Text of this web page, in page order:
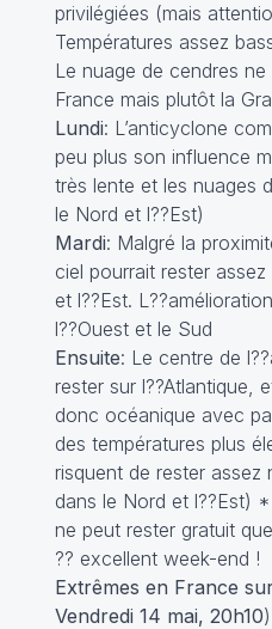
privilégiées (mais
Températures assez
Le nuage de cendres
France mais plutôt la
Lundi: L’anticyclone
peu plus son influence
très lente et les nuages
le Nord et l??Est)
Mardi: Malgré la
ciel pourrait rester
et l??Est.
l??Ouest et le Sud
Ensuite: Le centre de
rester sur l??Atlantique,
donc océanique avec
des températures plus
risquent de rester assez
dans le Nord et l??Est)
ne peut rester gratuit
?? excellent week-end !
Extrêmes en France
Vendredi 14 mai, 20h10)